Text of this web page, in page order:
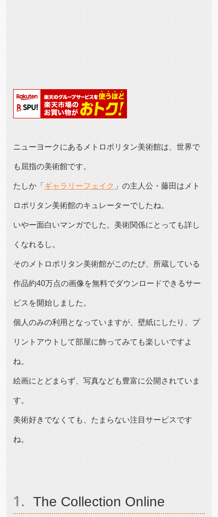
ニューヨークにあるメトロポリタン美術館は、世界で
も屈指の美術館です。
たしか「 ギャラリーフェイク 」の主人公・藤田はメト
ロポリタン美術館のキュレーターでしたね。
いやー面白いマンガでした。美術関係にとっても詳し
くなれるし。
そのメトロポリタン美術館がこのたび、所蔵している
作品約40万点の画像を無料でダウンロードできるサー
ビスを開始しました。
個人のみの利用となっていますが、壁紙にしたり、プ
リントアウトして部屋に飾ってみても楽しいですよ
ね。
絵画にとどまらず、写真なども豊富に公開されていま
す。
美術好きでなくても、たまらない注目サービスです
ね。
The Collection Online